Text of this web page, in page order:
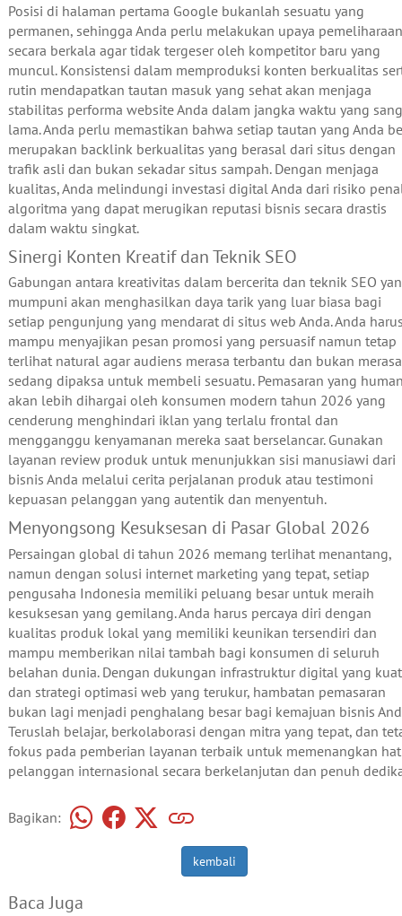
Posisi di halaman pertama Google bukanlah sesuatu yang
permanen, sehingga Anda perlu melakukan upaya pemeliharaan
secara berkala agar tidak tergeser oleh kompetitor baru yang
muncul. Konsistensi dalam memproduksi konten berkualitas
rutin mendapatkan tautan masuk yang sehat akan menjaga
stabilitas performa website Anda dalam jangka waktu yang
lama. Anda perlu memastikan bahwa setiap tautan yang Anda
merupakan backlink berkualitas yang berasal dari situs dengan
trafik asli dan bukan sekadar situs sampah. Dengan menjaga
kualitas, Anda melindungi investasi digital Anda dari risiko
algoritma yang dapat merugikan reputasi bisnis secara drastis
dalam waktu singkat.
Sinergi Konten Kreatif dan Teknik SEO
Gabungan antara kreativitas dalam bercerita dan teknik SEO
mumpuni akan menghasilkan daya tarik yang luar biasa bagi
setiap pengunjung yang mendarat di situs web Anda. Anda
mampu menyajikan pesan promosi yang persuasif namun tetap
terlihat natural agar audiens merasa terbantu dan bukan merasa
sedang dipaksa untuk membeli sesuatu. Pemasaran yang
akan lebih dihargai oleh konsumen modern tahun 2026 yang
cenderung menghindari iklan yang terlalu frontal dan
mengganggu kenyamanan mereka saat berselancar. Gunakan
layanan review produk untuk menunjukkan sisi manusiawi dari
bisnis Anda melalui cerita perjalanan produk atau testimoni
kepuasan pelanggan yang autentik dan menyentuh.
Menyongsong Kesuksesan di Pasar Global 2026
Persaingan global di tahun 2026 memang terlihat menantang,
namun dengan solusi internet marketing yang tepat, setiap
pengusaha Indonesia memiliki peluang besar untuk meraih
kesuksesan yang gemilang. Anda harus percaya diri dengan
kualitas produk lokal yang memiliki keunikan tersendiri dan
mampu memberikan nilai tambah bagi konsumen di seluruh
belahan dunia. Dengan dukungan infrastruktur digital yang kuat
dan strategi optimasi web yang terukur, hambatan pemasaran
bukan lagi menjadi penghalang besar bagi kemajuan bisnis
Teruslah belajar, berkolaborasi dengan mitra yang tepat, dan
fokus pada pemberian layanan terbaik untuk memenangkan
pelanggan internasional secara berkelanjutan dan penuh
Bagikan:
kembali
Baca Juga